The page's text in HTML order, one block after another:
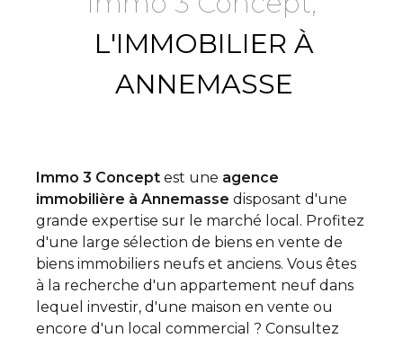
L'IMMOBILIER À
ANNEMASSE
Immo 3 Concept est une agence
immobilière à Annemasse disposant d'une
grande expertise sur le marché local. Profitez
d'une large sélection de biens en vente de
biens immobiliers neufs et anciens. Vous êtes
à la recherche d'un appartement neuf dans
lequel investir, d'une maison en vente ou
encore d'un local commercial ? Consultez